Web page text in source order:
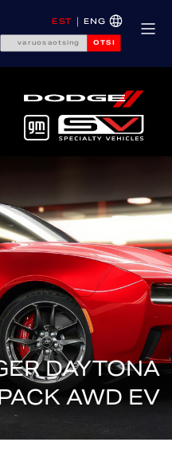
OTSI
EST ENG
DAYTONA
AWD EV